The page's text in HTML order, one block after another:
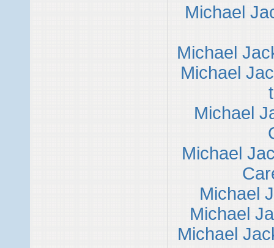
Michael
Michael
Michael
Michael
Michael
Michael
Michael
Michael